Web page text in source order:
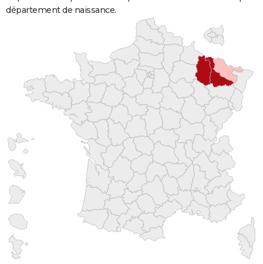
département de naissance.